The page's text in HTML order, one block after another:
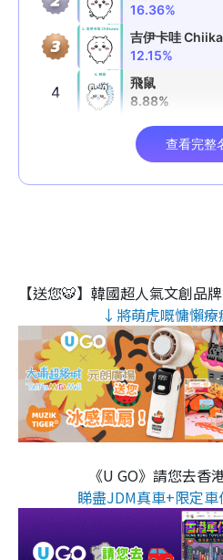
【送您🐯】韓國超人氣文創品
↓將萌虎嘅慵懶
《U GO》請您去香
睇盡JDM真車+限定